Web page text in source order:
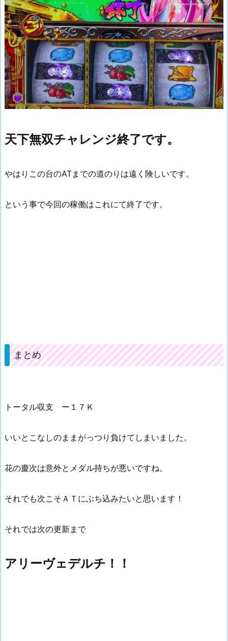
天下無双チャレンジ終了です。
やはりこの台のATまでの道のりは遠く険しいです。
という事で今回の稼働はこれにて終了です。
まとめ
トータル収支 ー１７Ｋ
いいとこなしのままがっつり負けてしまいました。
花の慶次は意外とメダル持ちが悪いですね。
それでも次こそＡＴにぶち込みたいと思います！
それでは次の更新まで
アリーヴェデルチ！！